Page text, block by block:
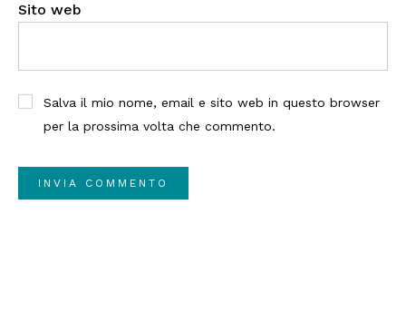
Sito web
Salva il mio nome, email e sito web in questo browser
per la prossima volta che commento.